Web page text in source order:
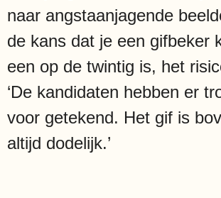
naar angstaanjagende
de kans dat je een gifbeker
een op de twintig is, het
‘De kandidaten hebben er
voor getekend. Het gif is
altijd dodelijk.’